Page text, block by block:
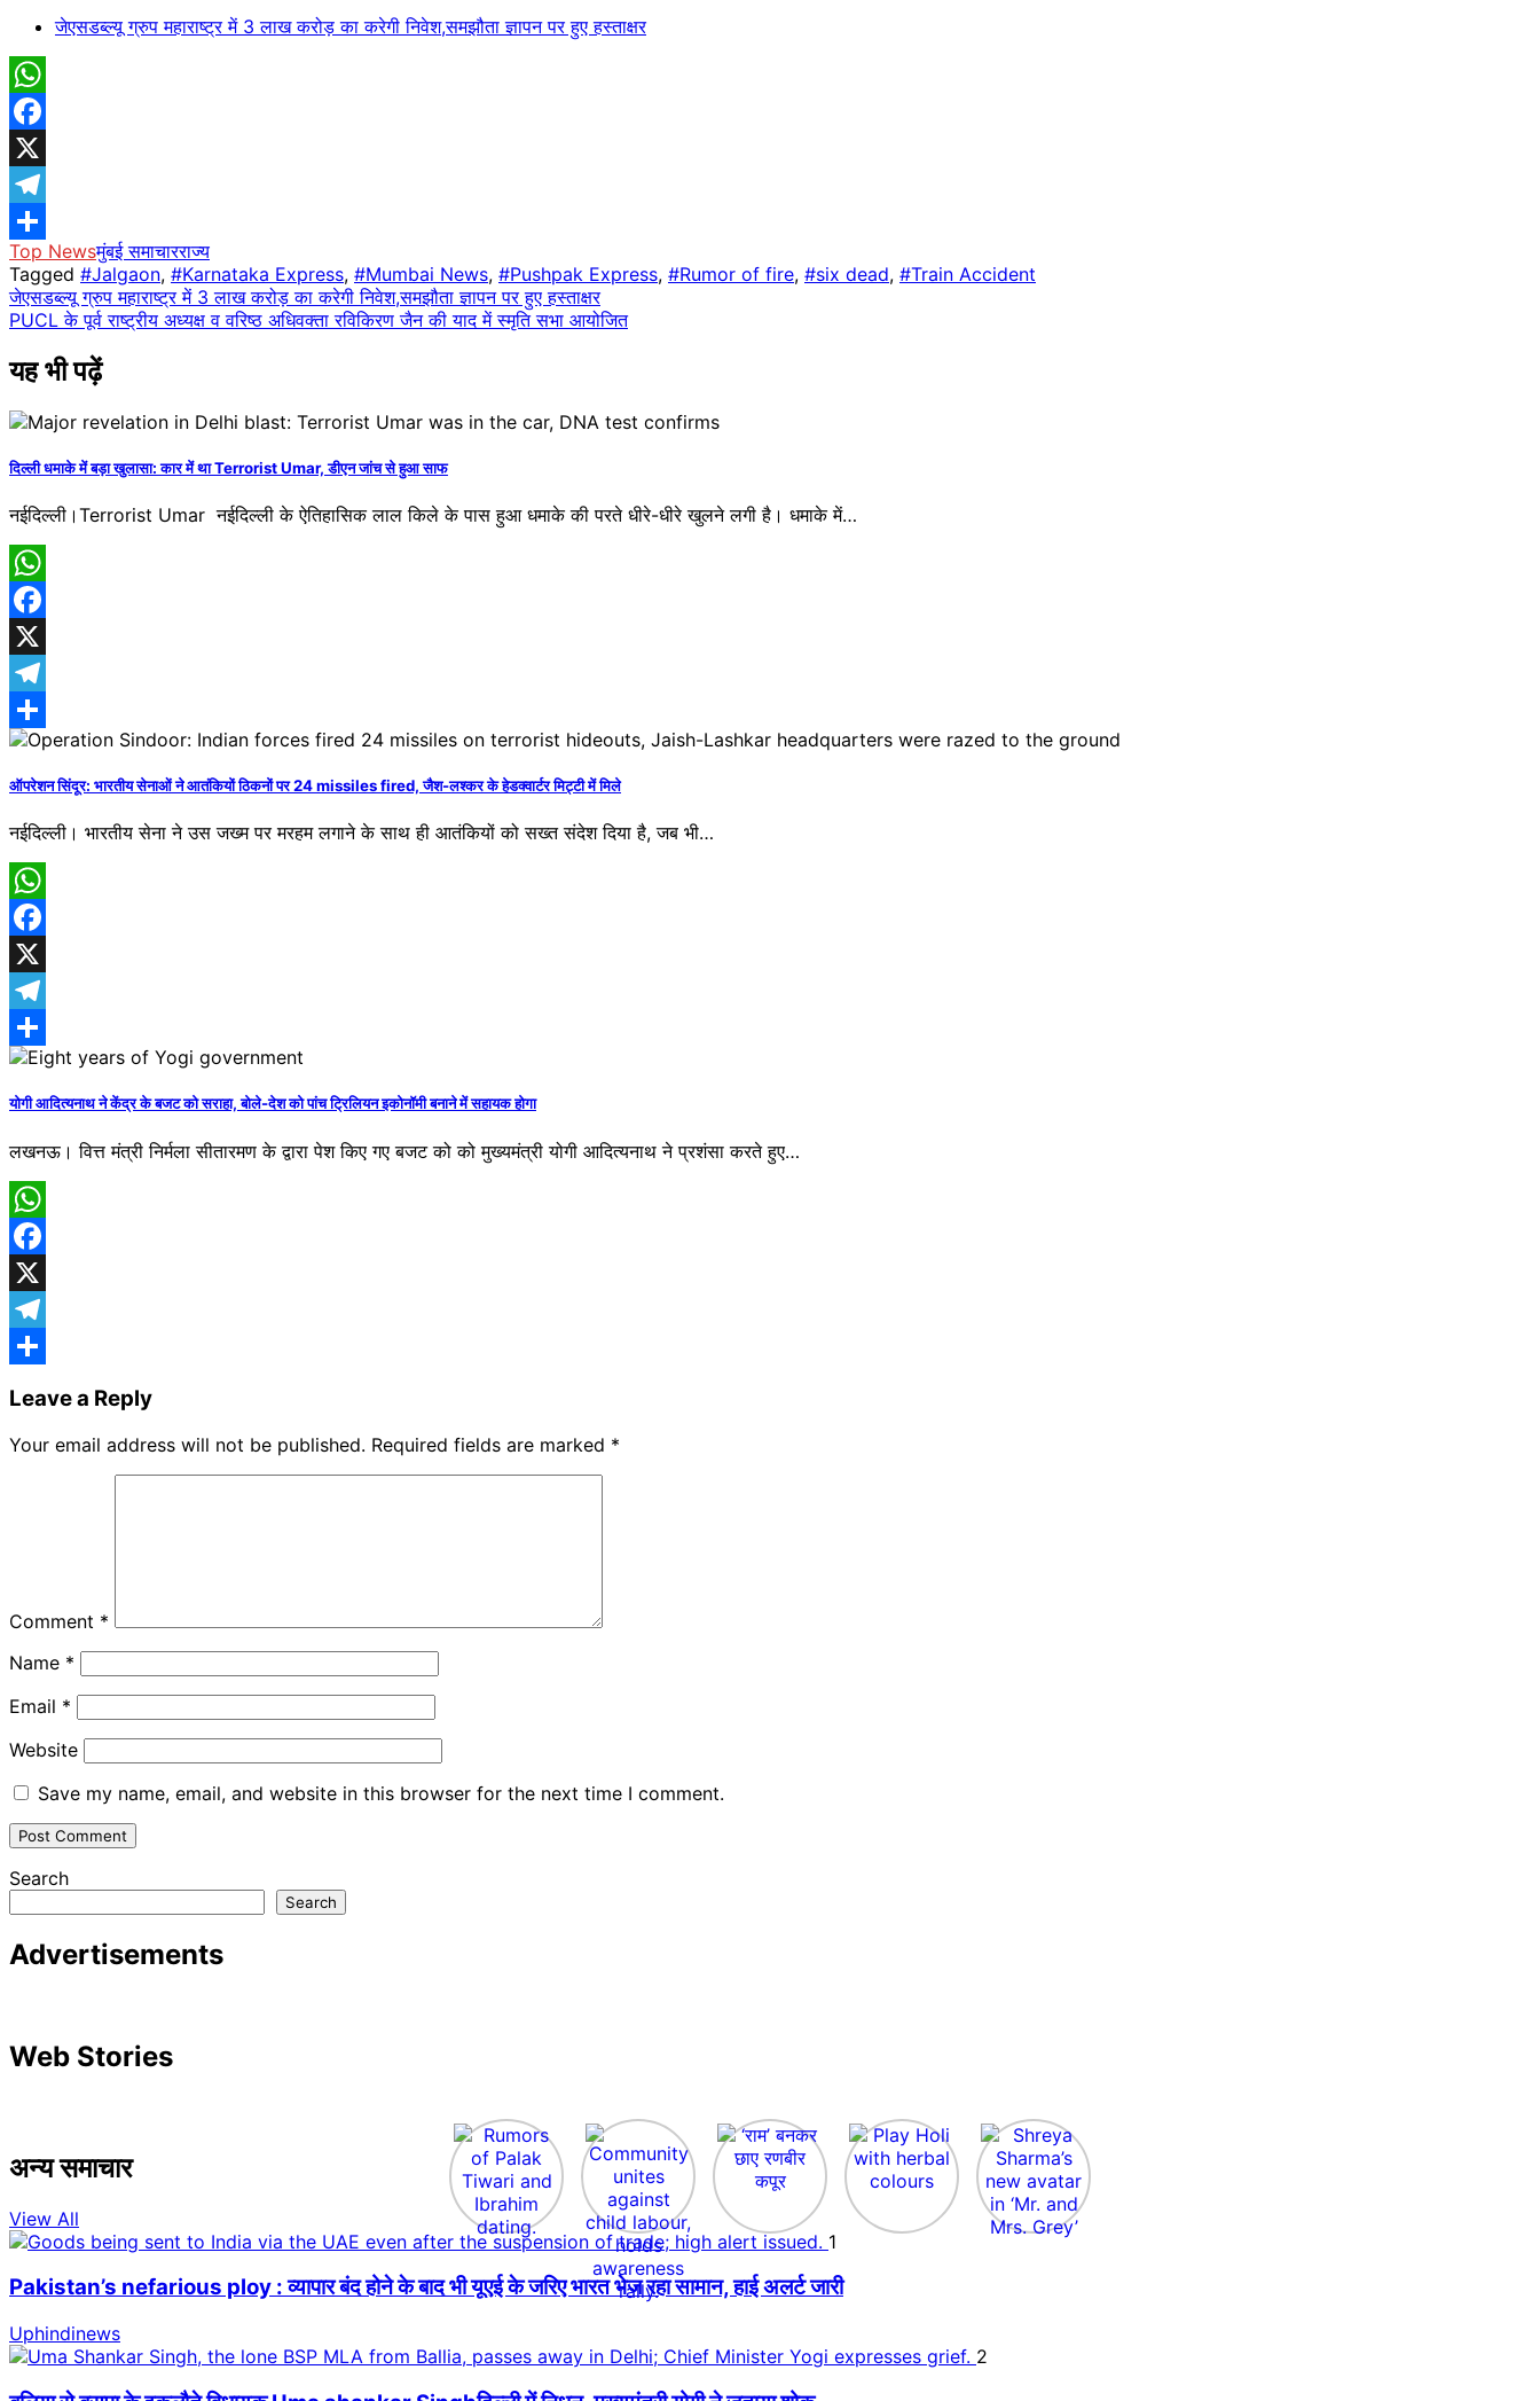
जेएसडब्ल्यू ग्रुप महाराष्ट्र में 3 लाख करोड़ का करेगी निवेश,समझौता ज्ञापन पर हुए हस्ताक्षर
WhatsApp
Facebook
X
Telegram
Share
Top Newsमुंबई समाचारराज्य
Tagged #Jalgaon, #Karnataka Express, #Mumbai News, #Pushpak Express, #Rumor of fire, #six dead, #Train Accident
Post
navigation
जेएसडब्ल्यू ग्रुप महाराष्ट्र में 3 लाख करोड़ का करेगी निवेश,समझौता ज्ञापन पर हुए हस्ताक्षर
PUCL के पूर्व राष्ट्रीय अध्यक्ष व वरिष्ठ अधिवक्ता रविकिरण जैन की याद में स्मृति सभा आयोजित
यह भी पढ़ें
दिल्ली धमाके में बड़ा खुलासा: कार में था Terrorist Umar, डीएन जांच से हुआ साफ
नईदिल्ली।Terrorist Umar ​ ​नईदिल्ली के ऐतिहासिक लाल किले के पास हुआ धमाके की परते धीरे-धीरे खुलने लगी है। धमाके में…
WhatsApp
Facebook
X
Telegram
Share
ऑपरेशन सिंदूर: भारतीय सेनाओं ने आतंकियों ठिकनों पर 24 missiles fired, जैश-लश्कर के हेडक्वार्टर मिट्टी में मिले
नईदिल्ली। भारतीय सेना ने उस जख्म पर मरहम लगाने के साथ ही आतंकियों को सख्त संदेश​​ दिया है, जब भी…
WhatsApp
Facebook
X
Telegram
Share
योगी आदित्यनाथ ने केंद्र के बजट को सराहा, बोले-देश को पांच ट्रिलियन इकोनॉमी बनाने में सहायक होगा
लखनऊ।​ वित्त मंत्री निर्मला सीतारमण के द्वारा पेश किए गए बजट को को मुख्यमंत्री योगी आदित्यनाथ ने प्रशंसा करते हुए…
WhatsApp
Facebook
X
Telegram
Leave a Reply
Your email address will not be published. Required fields are marked *
Comment *
Name *
Email *
Website
Save my name, email, and website in this browser for the next time I comment.
Search
Search
Advertisements
Web Stories
अन्य समाचार
View All
1
Pakistan’s nefarious ploy : व्यापार बंद होने के बाद भी यूएई के जरिए भारत भेज रहा सामान, हाई अलर्ट जारी
Uphindinews
2